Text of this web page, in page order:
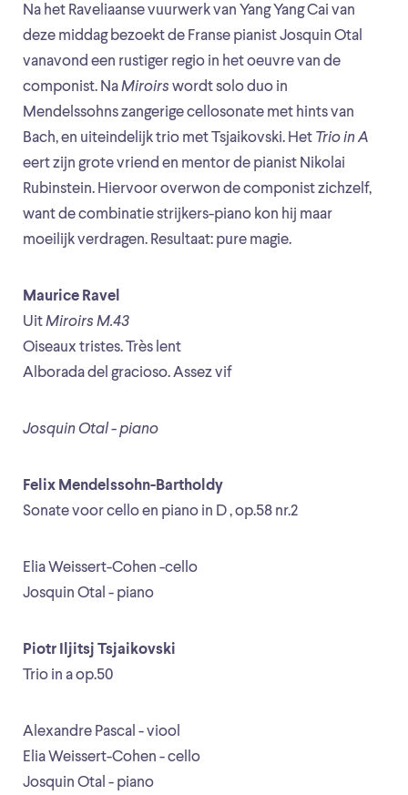
Na het Raveliaanse vuurwerk van Yang Yang Cai van
deze middag bezoekt de Franse pianist Josquin Otal
vanavond een rustiger regio in het oeuvre van de
componist. NaMiroirs wordt solo duo in
Mendelssohns zangerige cellosonate met hints van
Bach, en uiteindelijk trio met Tsjaikovski. Het Trio in A
eert zijn grote vriend en mentor de pianist Nikolai
Rubinstein. Hiervoor overwon de componist zichzelf,
want de combinatie strijkers-piano kon hij maar
moeilijk verdragen. Resultaat: pure magie.
Maurice Ravel
UitMiroirs M.43
Oiseaux tristes. Très lent
Alborada del gracioso. Assez vif
Josquin Otal - piano
Felix Mendelssohn-Bartholdy
Sonate voor cello en piano in D , op.58 nr.2
Elia Weissert-Cohen -cello
Josquin Otal - piano
Piotr Iljitsj Tsjaikovski
Trio in a op.50
Alexandre Pascal - viool
Elia Weissert-Cohen - cello
Josquin Otal - piano